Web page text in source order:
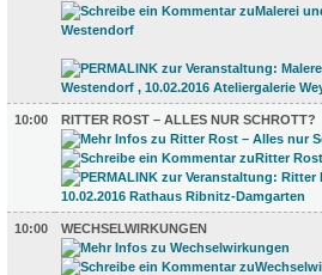
10:00 RITTER ROST – ALLES NUR SCHROTT?
10:00 WECHSELWIRKUNGEN